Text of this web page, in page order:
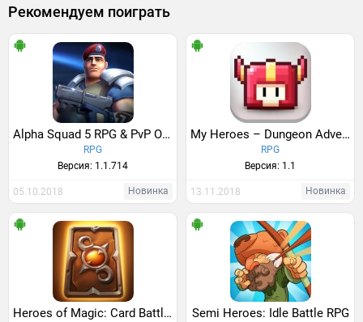
Рекомендуем поиграть
Alpha Squad 5 RPG & PvP Online Battle Arena
RPG
Версия: 1.1.714
05.10.2018 Новинка
My Heroes – Dungeon Adventure
RPG
Версия: 1.1
13.11.2018 Новинка
Heroes of Magic: Card Battle RPG Semi Heroes: Idle Battle RPG